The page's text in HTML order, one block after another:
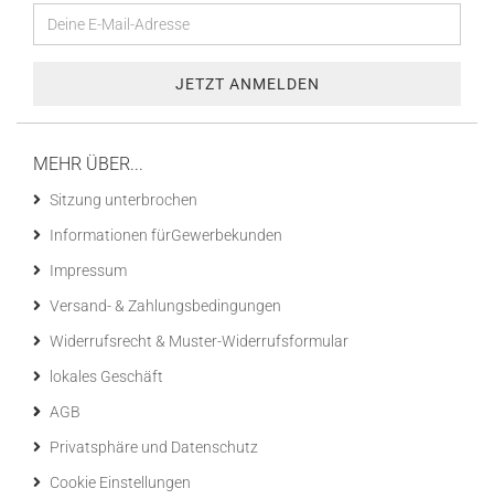
MEHR ÜBER...
Sitzung unterbrochen
Informationen fürGewerbekunden
Impressum
Versand- & Zahlungsbedingungen
Widerrufsrecht & Muster-Widerrufsformular
lokales Geschäft
AGB
Privatsphäre und Datenschutz
Cookie Einstellungen